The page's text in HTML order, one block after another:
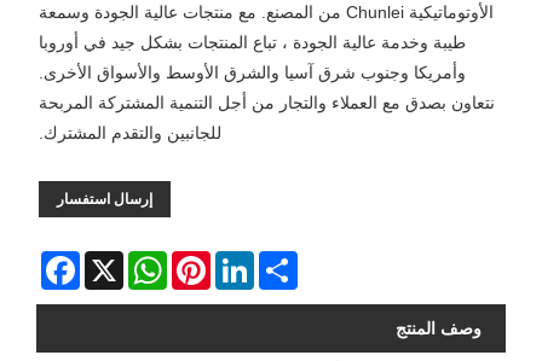
الأوتوماتيكية Chunlei من المصنع. مع منتجات عالية الجودة وسمعة
طيبة وخدمة عالية الجودة ، تباع المنتجات بشكل جيد في أوروبا
وأمريكا وجنوب شرق آسيا والشرق الأوسط والأسواق الأخرى.
نتعاون بصدق مع العملاء والتجار من أجل التنمية المشتركة المربحة
للجانبين والتقدم المشترك.
إرسال استفسار
Facebook X
WhatsAppPinterestLinkedInShare
وصف المنتج